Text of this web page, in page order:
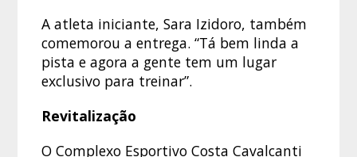
A atleta iniciante, Sara Izidoro, também
comemorou a entrega. “Tá bem linda a
pista e agora a gente tem um lugar
exclusivo para treinar”.
Revitalização
O Complexo Esportivo Costa Cavalcanti